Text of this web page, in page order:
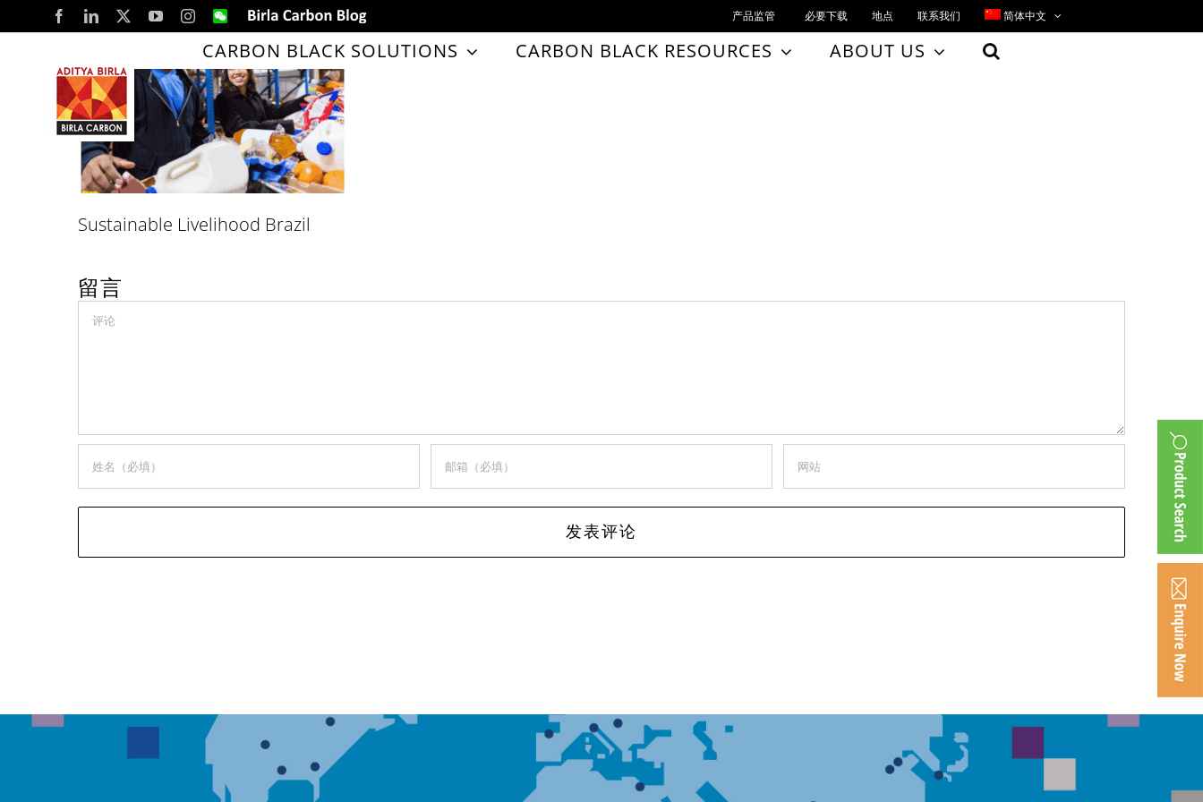
to
content
FacebookLinkedIn YouTubeInstagram
WeChatBirla
Carbon
Blog
产品监管 必要下载 地点 联系我们 简体中文
CARBON BLACK SOLUTIONS CARBON BLACK RESOURCES ABOUT US
Sustainable Livelihood Brazil
留言
Comment